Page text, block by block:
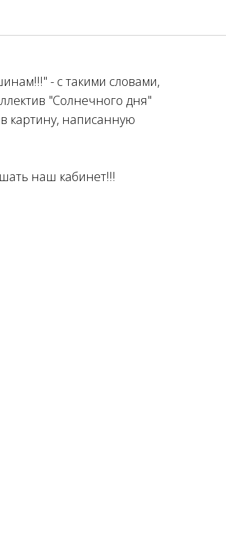
Солнечному
- с такими словами,
"Солнечного дня"
картину, написанную
наш кабинет!!!